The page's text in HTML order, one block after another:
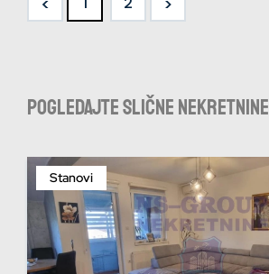
Pogledajte slične nekretnine
Stanovi